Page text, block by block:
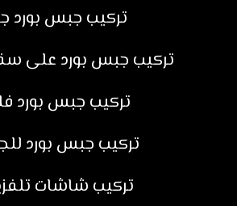
تركيب جبس بورد
تركيب جبس بورد على
تركيب جبس بورد
تركيب جبس بورد
تركيب شاشات